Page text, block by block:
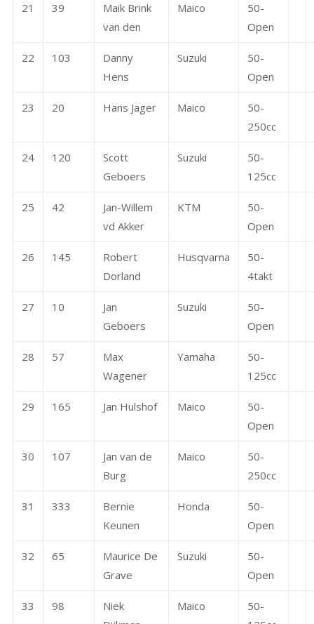
21 39
Maik Brink
van den
Maico
50-
Open
22 103
Danny
Hens
Suzuki
50-
Open
23 20 Hans Jager Maico
50-
250cc
24 120
Scott
Geboers
Suzuki
50-
125cc
25 42
Jan-Willem
vd Akker
KTM
50-
Open
26 145
Robert
Dorland
Husqvarna
50-
4takt
27 10
Jan
Geboers
Suzuki
50-
Open
28 57
Max
Wagener
Yamaha
50-
125cc
29 165 Jan Hulshof Maico
50-
Open
30 107
Jan van de
Burg
Maico
50-
250cc
31 333
Bernie
Keunen
Honda
50-
Open
32 65
Maurice De
Grave
Suzuki
50-
Open
33 98
Niek
Maico
50-